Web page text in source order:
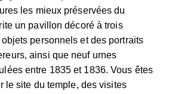
les mieux préservées du
un pavillon décoré à trois
personnels et des portraits
ainsi que neuf urnes
entre 1835 et 1836. Vous êtes
le site du temple, des visites